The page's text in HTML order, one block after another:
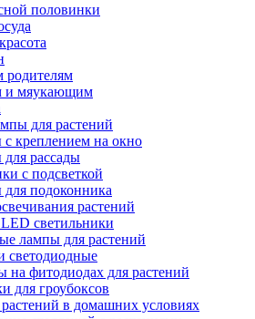
половинки
родителям
и мяукающим
для растений
креплением на окно
рассады
с подсветкой
подоконника
растений
светильники
лампы для растений
светодиодные
на фитодиодах для растений
для гроубоксов
в домашних условиях